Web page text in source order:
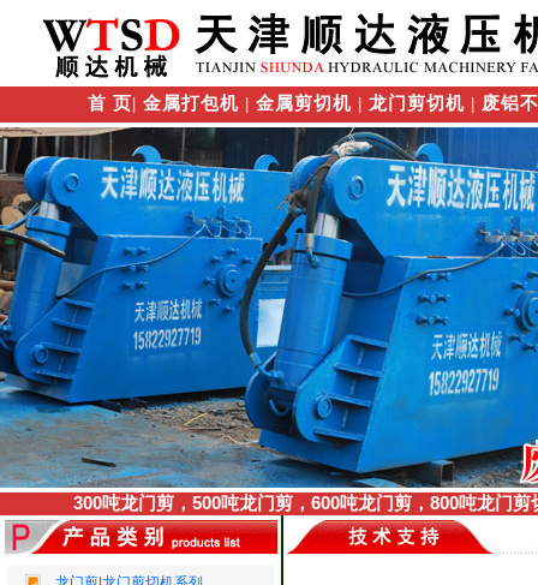
首 页| 金属打包机 | 金属剪切机 | 龙门剪切机 | 废铝
300吨龙门剪，500吨龙门剪，600吨龙门剪，800吨龙门剪